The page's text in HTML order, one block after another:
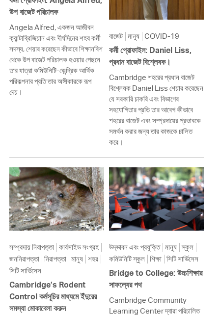
উপ বাজেট পরিচালক
Angela Alfred, একজন আজীবন
ক্যান্টাব্রিজিয়ান এবং দীর্ঘদিনের শহর কর্মী
সদস্য, শেয়ার করেছেন কীভাবে শিক্ষানবিশ
থেকে উপ বাজেট পরিচালক হওয়ার পেছনে
তার যাত্রা কমিউনিটি-কেন্দ্রিক আর্থিক
পরিকল্পনার প্রতি তার অঙ্গীকারকে রূপ
দেয়।
বাজেট মানুষ COVID-19
কর্মী প্রোফাইল: Daniel Liss,
প্রধান বাজেট বিশ্লেষক।
Cambridge শহরের প্রধান বাজেট
বিশ্লেষক Daniel Liss শেয়ার করেছেন
যে সরকারি চাকরি এবং বিভাগের
সহযোগিতার প্রতি তার আবেগ কীভাবে
শহরের বাজেট এবং সম্প্রদায়ের প্রভাবকে
সমর্থন করার জন্য তার কাজকে চালিত
করে।
সম্প্রদায় নিরাপত্তা কার্বসাইড সংগ্রহ
জননিরাপত্তা নিরাপত্তা মানুষ শহর
সিটি সার্ভিসেস
Cambridge’s Rodent
Control কর্মসূচির মাধ্যমে ইঁদুরের
সমস্যা মোকাবেলা করুন
উদ্ভাবন এবং প্রযুক্তি মানুষ স্কুল
কমিউনিটি স্কুল শিক্ষা সিটি সার্ভিসেস
Bridge to College: উচ্চশিক্ষার
সাফল্যের পথ
Cambridge Community
Learning Center দ্বারা পরিচালিত